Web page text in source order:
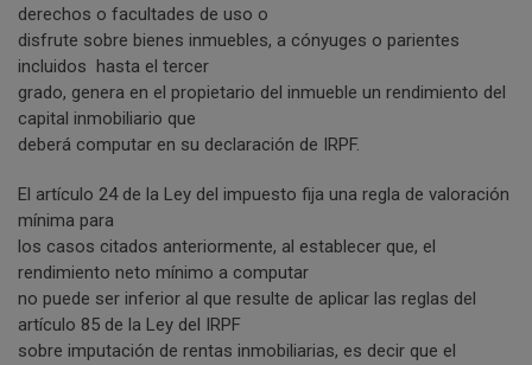
derechos o facultades de uso o
disfrute sobre bienes inmuebles, a cónyuges o parientes
incluidos hasta el tercer
grado, genera en el propietario del inmueble un rendimiento del
capital inmobiliario que
deberá computar en su declaración de IRPF.
El artículo 24 de la Ley del impuesto fija una regla de valoración
mínima para
los casos citados anteriormente, al establecer que, el
rendimiento neto mínimo a computar
no puede ser inferior al que resulte de aplicar las reglas del
artículo 85 de la Ley del IRPF
sobre imputación de rentas inmobiliarias, es decir que el